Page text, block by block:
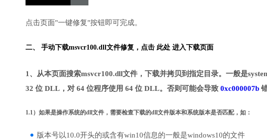
点击页面"一键修复"按钮即可完成。
二、 手动下载msvcr100.dll文件修复， 点击 此处 进入下载页面
1、从本页面搜索msvcr100.dll文件，下载并拷贝到指定目录。一般是
32 位 DLL，对 64 位程序使用 64 位 DLL。否则可能会导致 0xc000007b
1.1）如果是操作系统的dll文件，需要检查下载的dll文件版本和系统版本是否匹配，如：
版本号以10.0开头的或含有win10信息的一般是windows10的文件